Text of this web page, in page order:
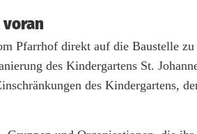
Pfarrhof direkt auf die Baustelle
des Kindergartens St.
des Kindergartens,